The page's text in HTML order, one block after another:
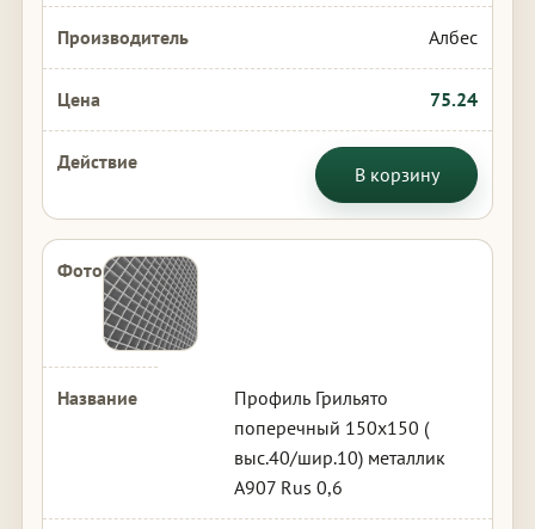
Албес
75.24
В корзину
Профиль Грильято
поперечный 150х150 (
выс.40/шир.10) металлик
А907 Rus 0,6